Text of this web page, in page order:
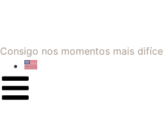
Consigo nos momentos mais